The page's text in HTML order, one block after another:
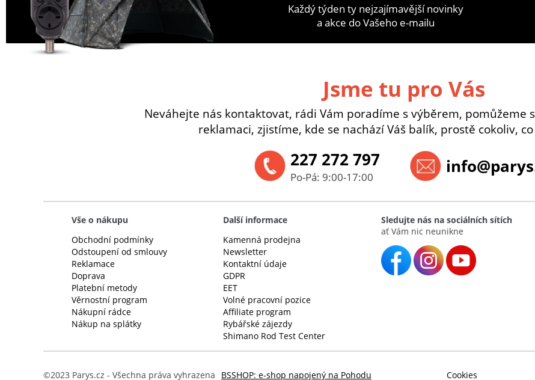
Každý týden ty nejzajímavější novinky
a akce do Vašeho e-mailu
Jsme tu pro Vás
Neváhejte nás kontaktovat, rádi Vám poradíme s výběrem, pomůžeme
reklamaci, zjistíme, kde se nachází Váš balík, prostě cokoliv,
227 272 797
Po-Pá: 9:00-17:00
Vše o nákupu
Obchodní podmínky
Odstoupení od smlouvy
Reklamace
Doprava
Platební metody
Věrnostní program
Nákupní rádce
Nákup na splátky
Další informace
Kamenná prodejna
Newsletter
Kontaktní údaje
GDPR
EET
Volné pracovní pozice
Affiliate program
Rybářské zájezdy
Shimano Rod Test Center
Sledujte nás na sociálních sítích
ať Vám nic neunikne
©2023 Parys.cz - Všechna práva vyhrazena BSSHOP: e-shop napojený na Pohodu Cookies